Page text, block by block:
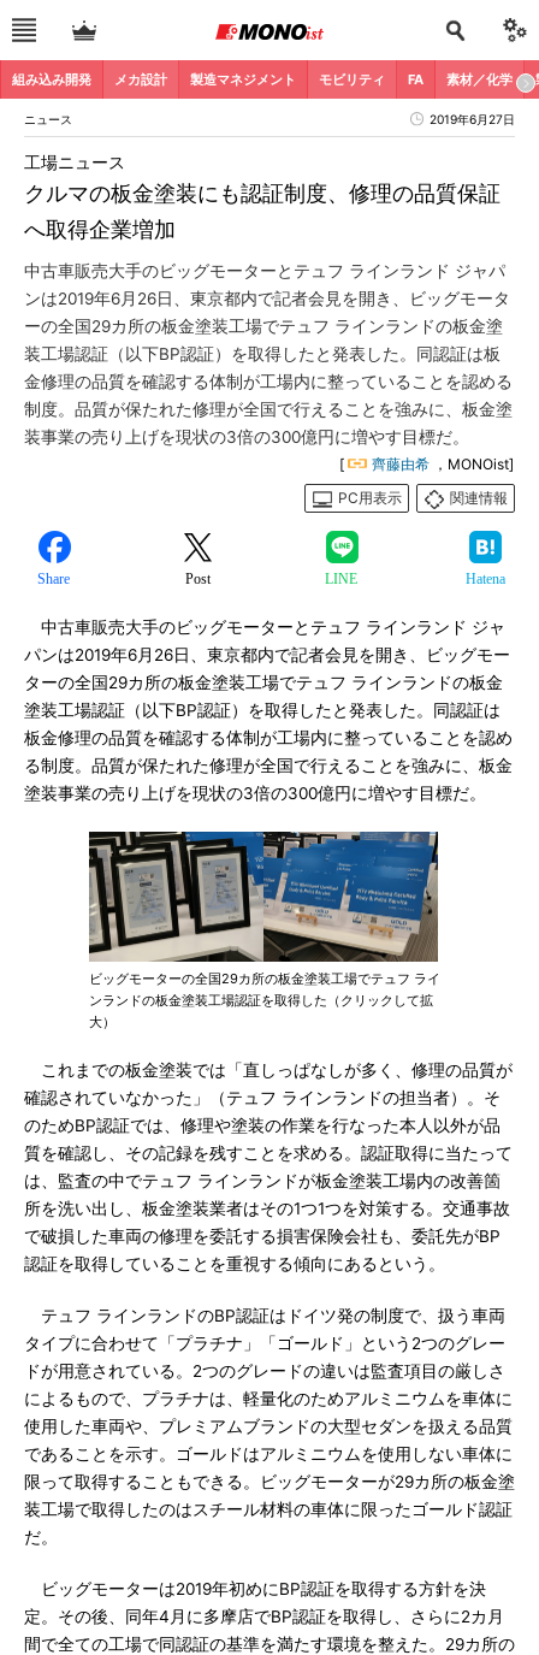
組み込み開発 メカ設計 製造マネジメント モビリティ FA 素材／化学
ニュース 2019年6月27日
クルマの板金塗装にも認証制度、修理の品質保証
へ取得企業増加
工場ニュース
中古車販売大手のビッグモーターとテュフ ラインランド ジャパ
ンは2019年6月26日、東京都内で記者会見を開き、ビッグモータ
ーの全国29カ所の板金塗装工場でテュフ ラインランドの板金塗
装工場認証（以下BP認証）を取得したと発表した。同認証は板
金修理の品質を確認する体制が工場内に整っていることを認める
制度。品質が保たれた修理が全国で行えることを強みに、板金塗
装事業の売り上げを現状の3倍の300億円に増やす目標だ。
[ 齊藤由希 ，MONOist]
PC用表示
関連情報
Share Post LINE Hatena
中古車販売大手のビッグモーターとテュフ ラインランド ジャ
パンは2019年6月26日、東京都内で記者会見を開き、ビッグモー
ターの全国29カ所の板金塗装工場でテュフ ラインランドの板金
塗装工場認証（以下BP認証）を取得したと発表した。同認証は
板金修理の品質を確認する体制が工場内に整っていることを認め
る制度。品質が保たれた修理が全国で行えることを強みに、板金
塗装事業の売り上げを現状の3倍の300億円に増やす目標だ。
ビッグモーターの全国29カ所の板金塗装工場でテュフ ライ
ンランドの板金塗装工場認証を取得した（クリックして拡
大）
これまでの板金塗装では「直しっぱなしが多く、修理の品質が
確認されていなかった」（テュフ ラインランドの担当者）。そ
のためBP認証では、修理や塗装の作業を行なった本人以外が品
質を確認し、その記録を残すことを求める。認証取得に当たって
は、監査の中でテュフ ラインランドが板金塗装工場内の改善箇
所を洗い出し、板金塗装業者はその1つ1つを対策する。交通事故
で破損した車両の修理を委託する損害保険会社も、委託先がBP
認証を取得していることを重視する傾向にあるという。
テュフ ラインランドのBP認証はドイツ発の制度で、扱う車両
タイプに合わせて「プラチナ」「ゴールド」という2つのグレー
ドが用意されている。2つのグレードの違いは監査項目の厳しさ
によるもので、プラチナは、軽量化のためアルミニウムを車体に
使用した車両や、プレミアムブランドの大型セダンを扱える品質
であることを示す。ゴールドはアルミニウムを使用しない車体に
限って取得することもできる。ビッグモーターが29カ所の板金塗
装工場で取得したのはスチール材料の車体に限ったゴールド認証
だ。
ビッグモーターは2019年初めにBP認証を取得する方針を決
定。その後、同年4月に多摩店でBP認証を取得し、さらに2カ月
間で全ての工場で同認証の基準を満たす環境を整えた。29カ所の